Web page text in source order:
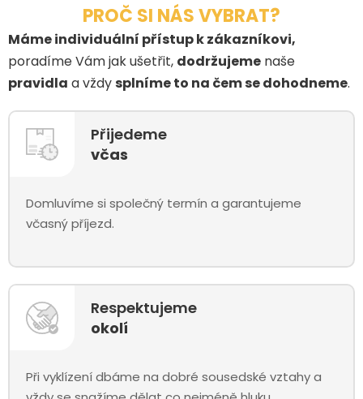
PROČ SI NÁS VYBRAT?
Máme individuální přístup k zákazníkovi,
poradíme Vám jak ušetřit, dodržujeme naše
pravidla a vždy splníme to na čem se dohodneme.
Přijedeme
včas
Domluvíme si společný termín a garantujeme
včasný příjezd.
Respektujeme
okolí
Při vyklízení dbáme na dobré sousedské vztahy a